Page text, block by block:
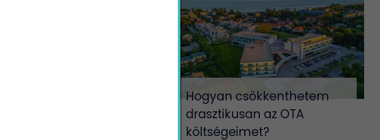
mutató független
„cél erőforrásnak” nevezik.
felhasználásával
a „cél erőforrás” webhely a
típus egy olyan lekérdezés, ami
Hogyan csökkenthetem
drasztikusan az OTA
költségeimet?